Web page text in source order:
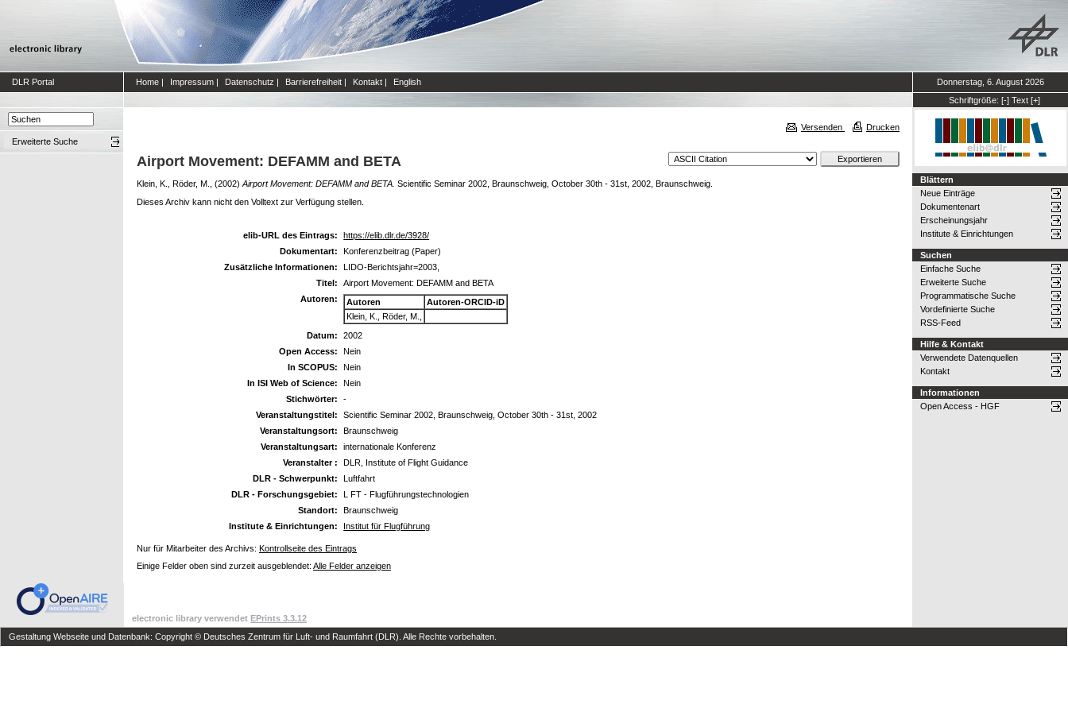
DLR Portal Home | Impressum | Datenschutz | Barrierefreiheit | Kontakt | English
Donnerstag, 6. August 2026
Schriftgröße: [-] Text [+]
Erweiterte Suche
Versenden Drucken
Airport Movement: DEFAMM and BETA
Klein, K., Röder, M., (2002) Airport Movement: DEFAMM and BETA. Scientific Seminar 2002, Braunschweig, October 30th - 31st, 2002, Braunschweig.
Dieses Archiv kann nicht den Volltext zur Verfügung stellen.
elib-URL des Eintrags:
https://elib.dlr.de/3928/
Dokumentart:
Konferenzbeitrag (Paper)
Zusätzliche Informationen:
LIDO-Berichtsjahr=2003,
Titel:
Airport Movement: DEFAMM and BETA
Autoren:
Autoren
Autoren-ORCID-iD
Klein, K., Röder, M.,
Datum:
2002
Open Access:
Nein
In SCOPUS:
Nein
In ISI Web of Science:
Nein
Stichwörter:
-
Veranstaltungstitel:
Scientific Seminar 2002, Braunschweig, October 30th - 31st, 2002
Veranstaltungsort:
Braunschweig
Veranstaltungsart:
internationale Konferenz
Veranstalter :
DLR, Institute of Flight Guidance
DLR - Schwerpunkt:
Luftfahrt
DLR - Forschungsgebiet:
L FT - Flugführungstechnologien
Standort:
Braunschweig
Institute & Einrichtungen:
Institut für Flugführung
Nur für Mitarbeiter des Archivs: Kontrollseite des Eintrags
Einige Felder oben sind zurzeit ausgeblendet: Alle Felder anzeigen
Blättern
Neue Einträge
Dokumentenart
Erscheinungsjahr
Institute & Einrichtungen
Suchen
Einfache Suche
Erweiterte Suche
Programmatische Suche
Vordefinierte Suche
RSS-Feed
Hilfe & Kontakt
Verwendete Datenquellen
Kontakt
Informationen
Open Access - HGF
electronic library verwendet EPrints 3.3.12
Gestaltung Webseite und Datenbank: Copyright © Deutsches Zentrum für Luft- und Raumfahrt (DLR). Alle Rechte vorbehalten.